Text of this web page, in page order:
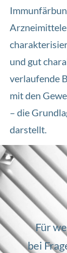
und gut
verlaufende
mit den
– die
darstellt.
Für
bei